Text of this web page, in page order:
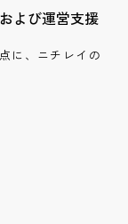
よび運営支援
に、ニチレイの